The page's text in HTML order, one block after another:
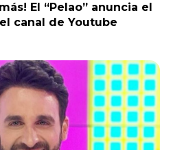
El “Pelao” anuncia el
canal de Youtube